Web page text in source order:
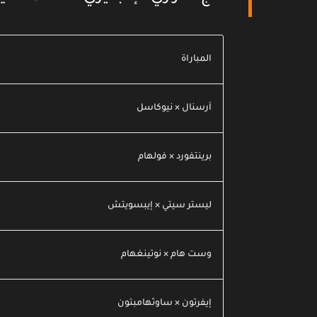
المباراة
آرسنال × نيوكاسل
برينتفورد × فولهام
ليستر سيتي × إيبسويتش
وست هام × نوتينغهام
إيفرتون × ساوثهامبتون